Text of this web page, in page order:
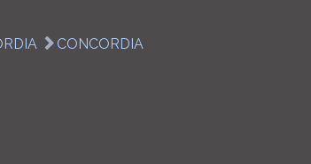
CONCORDIA